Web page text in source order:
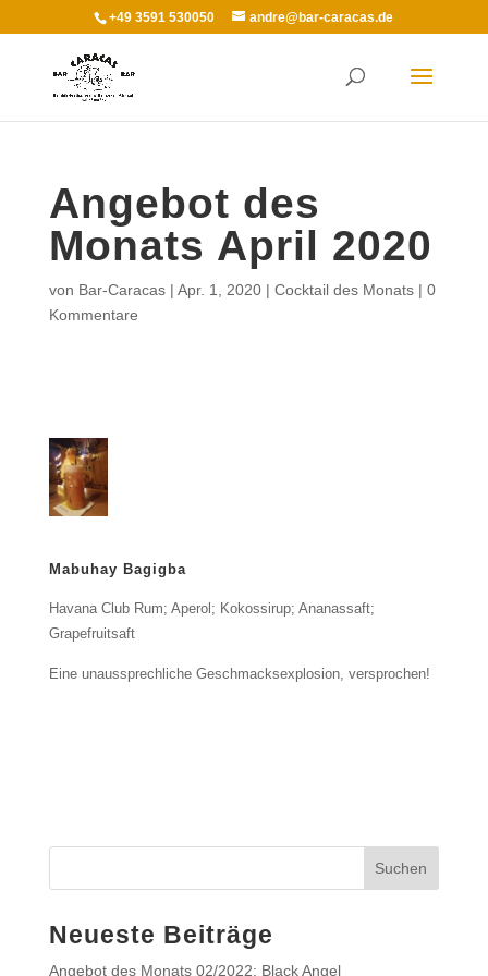
+49 3591 530050 andre@bar-caracas.de
Angebot des
Monats April 2020
von Bar-Caracas| Apr. 1, 2020| Cocktail des Monats| 0
Kommentare
Mabuhay Bagigba
Havana Club Rum; Aperol; Kokossirup; Ananassaft;
Grapefruitsaft
Eine unaussprechliche Geschmacksexplosion, versprochen!
Neueste Beiträge
Angebot des Monats 02/2022: Black Angel